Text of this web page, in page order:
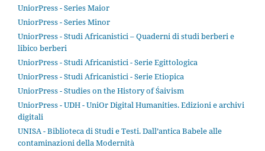
UniorPress - Series Maior
UniorPress - Series Minor
UniorPress - Studi Africanistici – Quaderni di studi berberi e
libico berberi
UniorPress - Studi Africanistici - Serie Egittologica
UniorPress - Studi Africanistici - Serie Etiopica
UniorPress - Studies on the History of Śaivism
UniorPress - UDH - UniOr Digital Humanities. Edizioni e archivi
digitali
UNISA - Biblioteca di Studi e Testi. Dall’antica Babele alle
contaminazioni della Modernità